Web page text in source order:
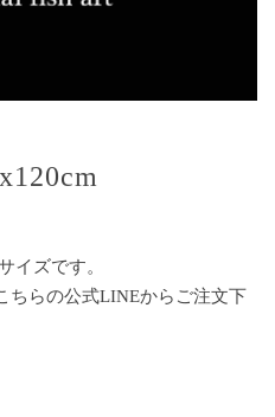
イズです。
ちらの公式LINEからご注文下